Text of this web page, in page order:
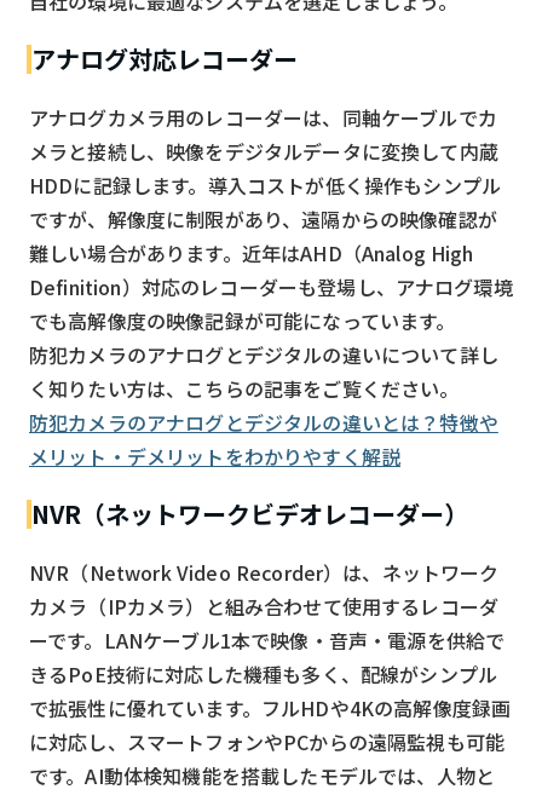
アナログ対応レコーダー
アナログカメラ用のレコーダーは、同軸ケーブルでカ
メラと接続し、映像をデジタルデータに変換して内蔵
HDDに記録します。導入コストが低く操作もシンプル
ですが、解像度に制限があり、遠隔からの映像確認が
難しい場合があります。近年はAHD（Analog High
Definition）対応のレコーダーも登場し、アナログ環境
でも高解像度の映像記録が可能になっています。
防犯カメラのアナログとデジタルの違いについて詳し
く知りたい方は、こちらの記事をご覧ください。
防犯カメラのアナログとデジタルの違いとは？特徴や
メリット・デメリットをわかりやすく解説
NVR（ネットワークビデオレコーダー）
NVR（Network Video Recorder）は、ネットワーク
カメラ（IPカメラ）と組み合わせて使用するレコーダ
ーです。LANケーブル1本で映像・音声・電源を供給で
きるPoE技術に対応した機種も多く、配線がシンプル
で拡張性に優れています。フルHDや4Kの高解像度録画
に対応し、スマートフォンやPCからの遠隔監視も可能
です。AI動体検知機能を搭載したモデルでは、人物と